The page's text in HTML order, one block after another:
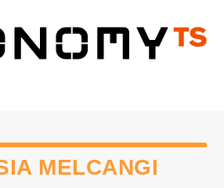
MELCANGI